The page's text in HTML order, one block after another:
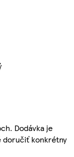
Dodávka je
doručiť konkrétny